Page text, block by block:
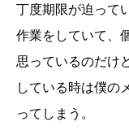
丁度期限が迫って
作業をしていて、
思っているのだけ
している時は僕の
ってしまう。